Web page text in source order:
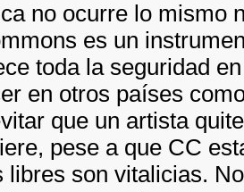
no ocurre lo mismo
es un
toda la seguridad
en otros países
que un artista
pese a que CC
libres son vitalicias.